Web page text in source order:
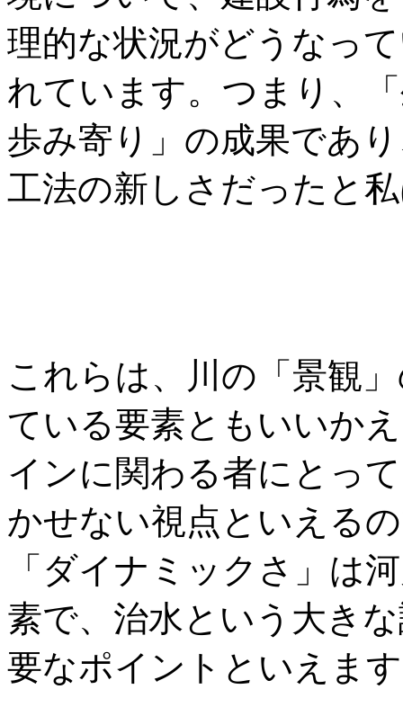
理的な状況がどうなっ
れています。つまり、
歩み寄り」の成果であ
工法の新しさだったと
これらは、川の「景観
ている要素ともいいか
インに関わる者にとっ
かせない視点といえる
「ダイナミックさ」は
素で、治水という大き
要なポイントといえま